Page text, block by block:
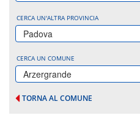
CERCA UN'ALTRA PROVINCIA
Padova
CERCA UN COMUNE
Arzergrande
TORNA AL COMUNE